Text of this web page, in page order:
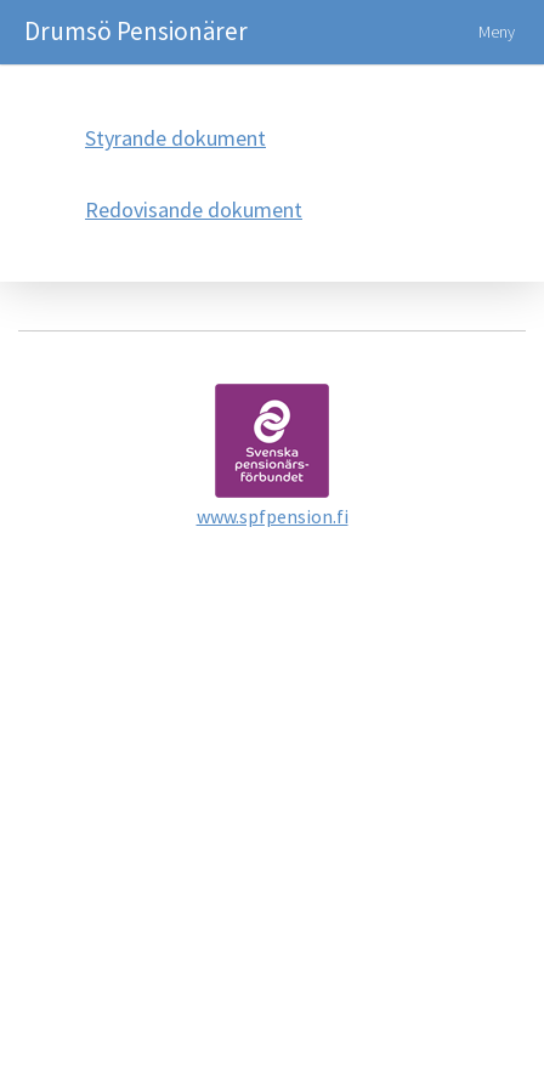
Drumsö Pensionärer Meny
Styrande dokument
Redovisande dokument
www.spfpension.fi